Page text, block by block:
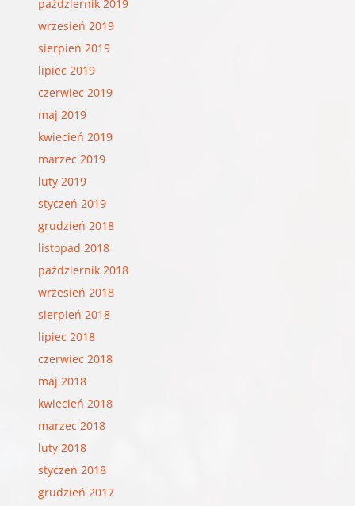
październik 2019
wrzesień 2019
sierpień 2019
lipiec 2019
czerwiec 2019
maj 2019
kwiecień 2019
marzec 2019
luty 2019
styczeń 2019
grudzień 2018
listopad 2018
październik 2018
wrzesień 2018
sierpień 2018
lipiec 2018
czerwiec 2018
maj 2018
kwiecień 2018
marzec 2018
luty 2018
styczeń 2018
grudzień 2017